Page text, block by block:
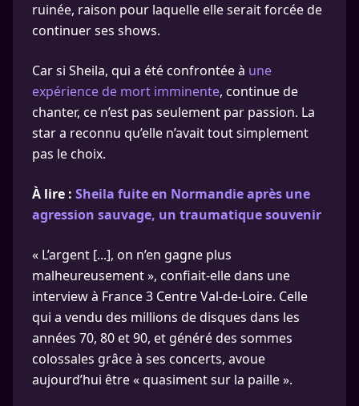
ruinée, raison pour laquelle elle serait forcée de
continuer ses shows.
Car si Sheila, qui a été confrontée à une
expérience de mort imminente, continue de
chanter, ce n’est pas seulement par passion. La
star a reconnu qu’elle n’avait tout simplement
pas le choix.
À lire : Sheila fuite en Normandie après une
agression sauvage, un traumatique souvenir
« L’argent [...], on n’en gagne plus
malheureusement », confiait-elle dans une
interview à France 3 Centre Val-de-Loire. Celle
qui a vendu des millions de disques dans les
années 70, 80 et 90, et généré des sommes
colossales grâce à ses concerts, avoue
aujourd’hui être « quasiment sur la paille ».